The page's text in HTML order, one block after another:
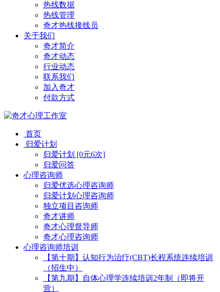
热线数据
热线管理
奇才热线接线员
关于我们
奇才简介
奇才动态
行业动态
联系我们
加入奇才
付款方式
首页
归爱计划
归爱计划 [0元6次]
归爱问答
心理咨询师
归爱优选心理咨询师
归爱计划心理咨询师
独立项目咨询师
奇才讲师
奇才心理督导师
奇才心理咨询师
心理咨询师培训
【第十期】认知行为治疗(CBT)长程系统连续培训
（招生中）
【第九期】自体心理学连续培训2年制（即将开
营）